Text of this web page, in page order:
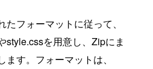
フォーマットに従って、
style.cssを用意し、Zipにま
す。フォーマットは、